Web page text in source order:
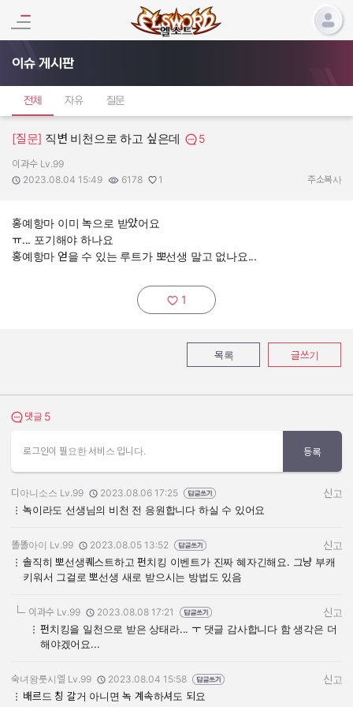
이슈 게시판
전체 자유 질문
[질문] 직변 비천으로 하고 싶은데 5
작성자:
이과수 Lv.99
작성일:
2023.08.04 15:49
조회수:
6178
추천수:
1 주소복사
홍예항마 이미 녹으로 받았어요
ㅠ... 포기해야 하나요
홍예항마 얻을 수 있는 루트가 뽀선생 말고 없나요...
추천하기:
1
목록 글쓰기
댓글 보기
댓글 5
로그인이 필요한 서비스 입니다. 등록
작성자:
디아니소스 Lv.99
작성일:
2023.08.06 17:25
신고
녹이라도 선생님의 비천 전 응원합니다 하실 수 있어요
작성자:
똘똘아이 Lv.99
작성일:
2023.08.05 13:52
신고
솔직히 뽀선생퀘스트하고 펀치킹 이벤트가 진짜 혜자긴해요. 그냥 부캐
키워서 그걸로 뽀선생 새로 받으시는 방법도 있음
작성자:
이과수 Lv.99
작성일:
2023.08.08 17:21
신고
펀치킹을 일천으로 받은 상태라... ㅜ 댓글 감사합니다 함 생각은 더
해야겠어요...
작성자:
숙녀왕룻시엘 Lv.99
작성일:
2023.08.04 15:58
신고
배르드 칭 갈거 아니면 녹 계속하셔도 되요